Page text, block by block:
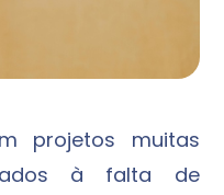
projetos muitas
à falta de